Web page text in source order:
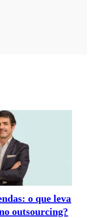
o que leva
outsourcing?